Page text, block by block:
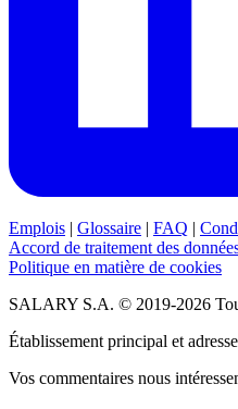
Emplois | Glossaire | FAQ |
Accord de traitement des
Politique en matière de cookies
SALARY S.A. © 2019-2026
Établissement principal et
Vos commentaires nous